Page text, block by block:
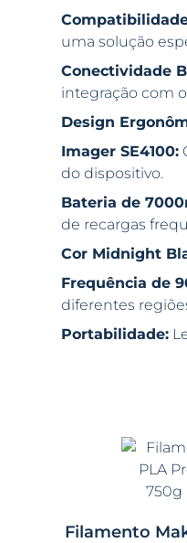
uma solução
Conectividade
integração com
Design
Imager SE4100:
do dispositivo.
Bateria de
de recargas
Cor Midnight
Frequência de
diferentes
Portabilidade:
Filamento